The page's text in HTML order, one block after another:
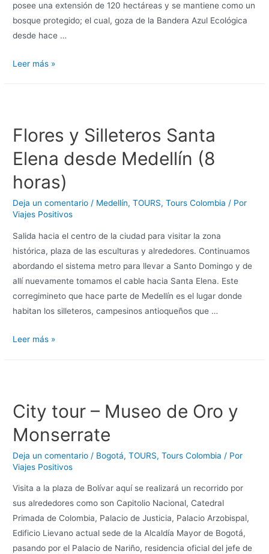
posee una extensión de 120 hectáreas y se mantiene como un
bosque protegido; el cual, goza de la Bandera Azul Ecológica
desde hace …
Leer más »
Flores y Silleteros Santa
Elena desde Medellín (8
horas)
Deja un comentario / Medellín,TOURS,Tours Colombia / Por
Viajes Positivos
Salida hacia el centro de la ciudad para visitar la zona
histórica, plaza de las esculturas y alrededores. Continuamos
abordando el sistema metro para llevar a Santo Domingo y de
allí nuevamente tomamos el cable hacia Santa Elena. Este
corregimineto que hace parte de Medellín es el lugar donde
habitan los silleteros, campesinos antioqueños que …
Leer más »
City tour – Museo de Oro y
Monserrate
Deja un comentario / Bogotá,TOURS,Tours Colombia / Por
Viajes Positivos
Visita a la plaza de Bolívar aquí se realizará un recorrido por
sus alrededores como son Capitolio Nacional, Catedral
Primada de Colombia, Palacio de Justicia, Palacio Arzobispal,
Edificio Lievano actual sede de la Alcaldía Mayor de Bogotá,
pasando por el Palacio de Nariño, residencia oficial del jefe de